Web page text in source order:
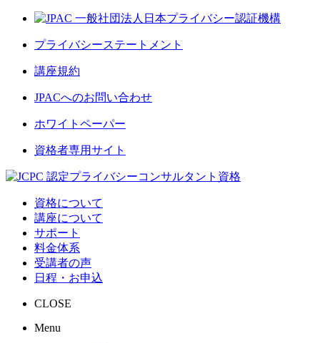
プライバシーステートメント
講座規約
JPACへのお問い合わせ
ホワイトペーパー
資格者専用サイト
資格について
講座について
サポート
料金体系
受講者の声
日程・お申込
CLOSE
Menu